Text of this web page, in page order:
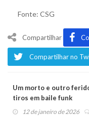
Fonte: CSG
Compartilhar
Compartilhar no
Um morto e outro
tiros em baile funk
12 de janeiro de 2026